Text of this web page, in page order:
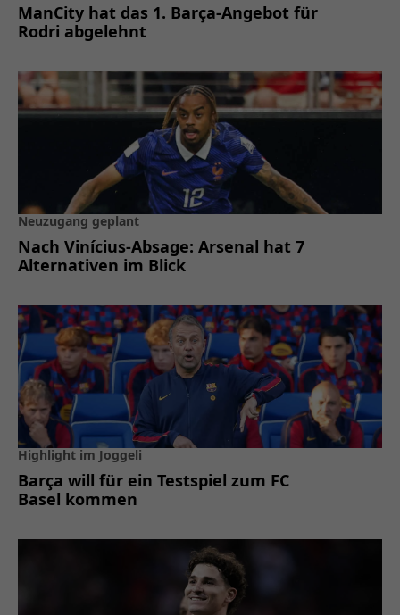
ManCity hat das 1. Barça-Angebot für
Rodri abgelehnt
Neuzugang geplant
Nach Vinícius-Absage: Arsenal hat 7
Alternativen im Blick
Highlight im Joggeli
Barça will für ein Testspiel zum FC
Basel kommen